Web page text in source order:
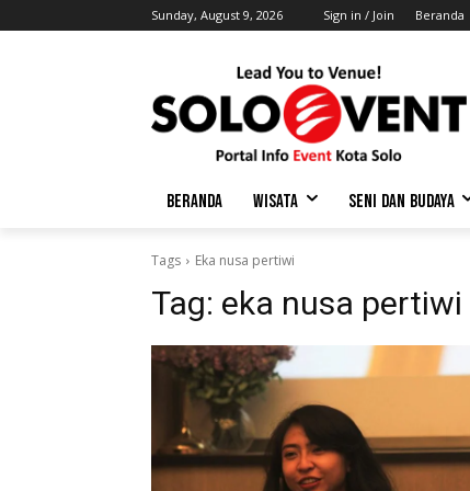
Sunday, August 9, 2026 Sign in / Join Beranda
BERANDA WISATA SENI DAN BUDAYA
Tags Eka nusa pertiwi
Tag: eka nusa pertiwi